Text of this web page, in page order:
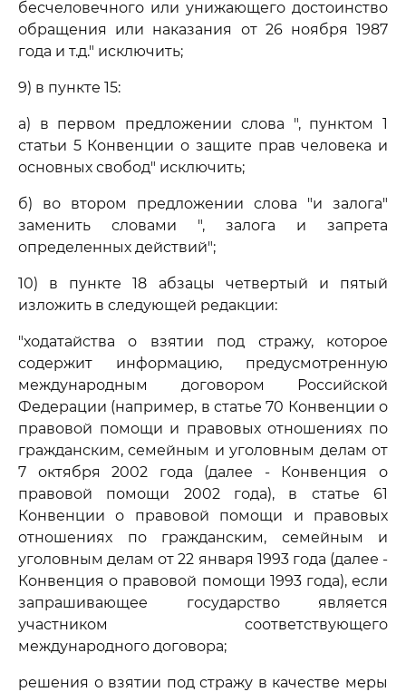
бесчеловечного или унижающего достоинство
обращения или наказания от 26 ноября 1987
года и т.д." исключить;
9) в пункте 15:
а) в первом предложении слова ", пунктом 1
статьи 5 Конвенции о защите прав человека и
основных свобод" исключить;
б) во втором предложении слова "и залога"
заменить словами ", залога и запрета
определенных действий";
10) в пункте 18 абзацы четвертый и пятый
изложить в следующей редакции:
"ходатайства о взятии под стражу, которое
содержит информацию, предусмотренную
международным договором Российской
Федерации (например, в статье 70 Конвенции о
правовой помощи и правовых отношениях по
гражданским, семейным и уголовным делам от
7 октября 2002 года (далее - Конвенция о
правовой помощи 2002 года), в статье 61
Конвенции о правовой помощи и правовых
отношениях по гражданским, семейным и
уголовным делам от 22 января 1993 года (далее -
Конвенция о правовой помощи 1993 года), если
запрашивающее государство является
участником соответствующего
международного договора;
решения о взятии под стражу в качестве меры